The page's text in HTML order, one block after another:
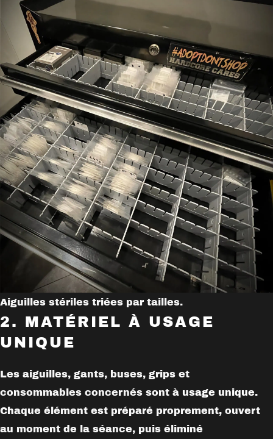
Aiguilles stériles triées par tailles.
2. MATÉRIEL À USAGE
UNIQUE
Les aiguilles, gants, buses, grips et
consommables concernés sont à usage unique.
Chaque élément est préparé proprement, ouvert
au moment de la séance, puis éliminé